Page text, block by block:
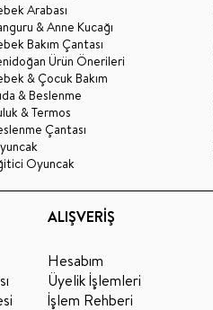
Arabası
& Anne Kucağı
Bakım Çantası
Ürün Önerileri
& Çocuk Bakım
& Beslenme
& Termos
Çantası
Oyuncak
ALIŞVERİŞ
Hesabım
Üyelik İşlemleri
İşlem Rehberi